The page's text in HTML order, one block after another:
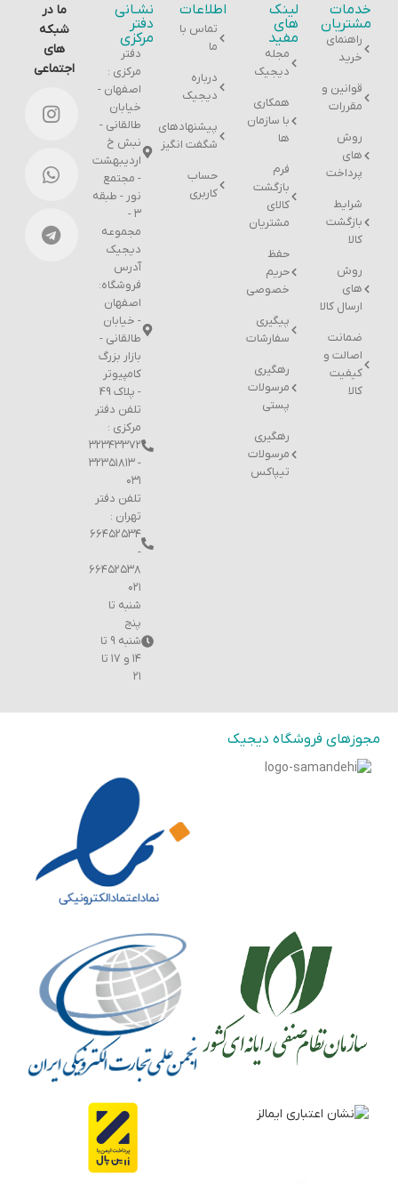
خدمات
مشتریان
راهنمای
خرید
قوانین و
مقررات
روش
های
پرداخت
شرایط
بازگشت
کالا
روش
های
ارسال کالا
ضمانت
اصالت و
کیفیت
کالا
لینک
های
مفید
مجله
دیجیک
همکاری
با سازمان
ها
فرم
بازگشت
کالای
مشتریان
حفظ
حریم
خصوصی
پیگیری
سفارشات
رهگیری
مرسولات
پستی
رهگیری
مرسولات
تیپاکس
اطلاعات
تماس با
ما
درباره
دیجیک
پیشنهادهای
شگفت انگیز
حساب
کاربری
نشـانی
دفتر
مرکزی
دفتر
مرکزی :
اصفهان -
خیابان
طالقانی -
نبش خ
اردیبهشت
- مجتمع
نور - طبقه
۳ -
مجموعه
دیجیک
آدرس
فروشگاه:
اصفهان
- خیابان
طالقانی -
بازار بزرگ
کامپیوتر
- پلاک 49
تلفن دفتر
مرکزی :
۳۲۳۴۳۳۷۲
- ۳۲۳۵۱۸۱۳
۰۳۱
تلفن دفتر
تهران :
۶۶۴۵۲۵۳۴
-
۶۶۴۵۲۵۳۸
۰۲۱
شنبه تا
پنج
شنبه ۹ تا
۱۴ و ۱۷ تا
۲۱
ما در
شبکه
های
اجتماعی
مجوزهای فروشگاه دیجیک